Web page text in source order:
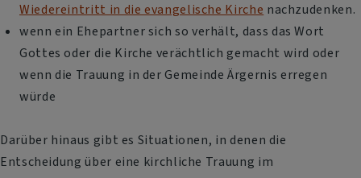
Wiedereintritt in die evangelische Kirche nachzudenken.
wenn ein Ehepartner sich so verhält, dass das Wort
Gottes oder die Kirche verächtlich gemacht wird oder
wenn die Trauung in der Gemeinde Ärgernis erregen
würde
Darüber hinaus gibt es Situationen, in denen die
Entscheidung über eine kirchliche Trauung im